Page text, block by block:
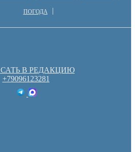
ПОГОДА
В РЕДАКЦИЮ
+79096123281